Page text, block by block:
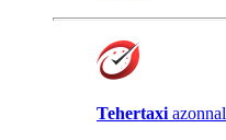
Tehertaxi azonnal